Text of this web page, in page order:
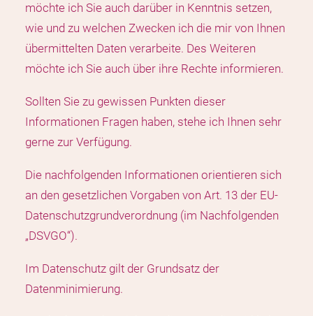
möchte ich Sie auch darüber in Kenntnis setzen,
wie und zu welchen Zwecken ich die mir von Ihnen
übermittelten Daten verarbeite. Des Weiteren
möchte ich Sie auch über ihre Rechte informieren.
Sollten Sie zu gewissen Punkten dieser
Informationen Fragen haben, stehe ich Ihnen sehr
gerne zur Verfügung.
Die nachfolgenden Informationen orientieren sich
an den gesetzlichen Vorgaben von Art. 13 der EU-
Datenschutzgrundverordnung (im Nachfolgenden
„DSVGO“).
Im Datenschutz gilt der Grundsatz der
Datenminimierung.